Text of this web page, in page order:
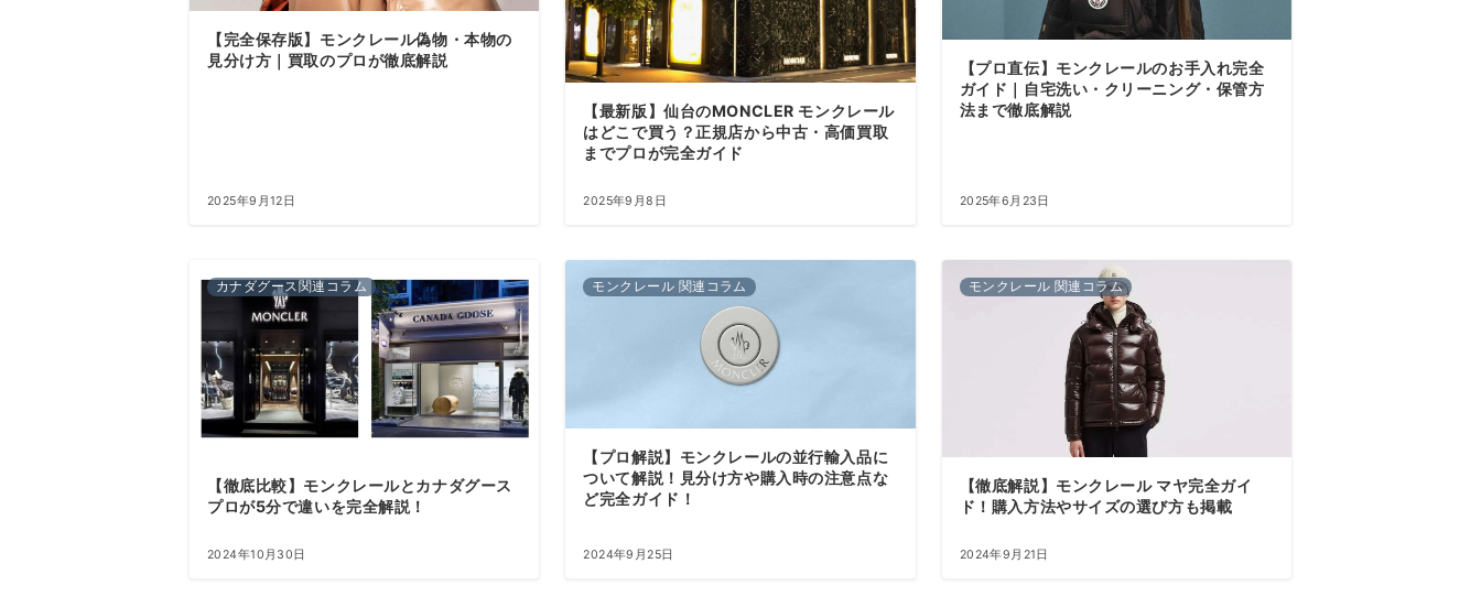
【完全保存版】モンクレール偽物・本物の
見分け方｜買取のプロが徹底解説
2025年9月12日
【最新版】仙台のMONCLER モンクレール
はどこで買う？正規店から中古・高価買取
までプロが完全ガイド
2025年9月8日
【プロ直伝】モンクレールのお手入れ完全
ガイド｜自宅洗い・クリーニング・保管方
法まで徹底解説
2025年6月23日
カナダグース関連コラム
【徹底比較】モンクレールとカナダグース
プロが5分で違いを完全解説！
2024年10月30日
モンクレール 関連コラム
【プロ解説】モンクレールの並行輸入品に
ついて解説！見分け方や購入時の注意点な
ど完全ガイド！
2024年9月25日
モンクレール 関連コラム
【徹底解説】モンクレール マヤ完全ガイ
ド！購入方法やサイズの選び方も掲載
2024年9月21日